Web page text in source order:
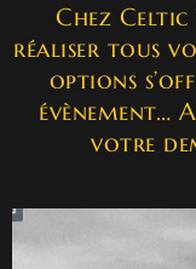
Chez Celtic
réaliser tous
options
évènement…
votre